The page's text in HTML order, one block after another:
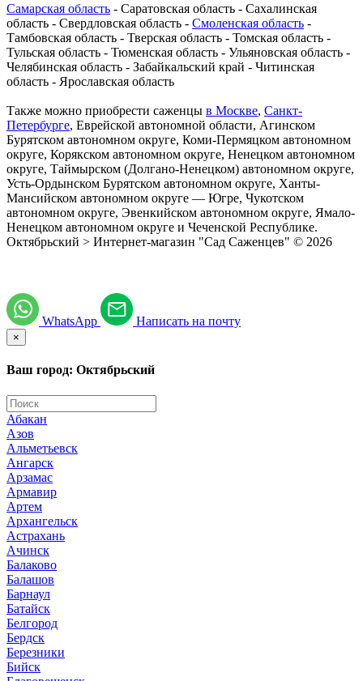
Самарская область - Саратовская область - Сахалинская
область - Свердловская область - Смоленская область -
Тамбовская область - Тверская область - Томская область -
Тульская область - Тюменская область - Ульяновская область -
Челябинская область - Забайкальский край - Читинская
область - Ярославская область
Также можно приобрести саженцы в Москве, Санкт-
Петербурге, Еврейской автономной области, Агинском
Бурятском автономном округе, Коми-Пермяцком автономном
округе, Корякском автономном округе, Ненецком автономном
округе, Таймырском (Долгано-Ненецком) автономном округе,
Усть-Ордынском Бурятском автономном округе, Ханты-
Мансийском автономном округе — Югре, Чукотском
автономном округе, Эвенкийском автономном округе, Ямало-
Ненецком автономном округе и Чеченской Республике.
Октябрьский > Интернет-магазин "Сад Саженцев" © 2026
WhatsApp Написать на почту
×
Ваш город: Октябрьский
Абакан
Азов
Альметьевск
Ангарск
Арзамас
Армавир
Артем
Архангельск
Астрахань
Ачинск
Балаково
Балашов
Барнаул
Батайск
Белгород
Бердск
Березники
Бийск